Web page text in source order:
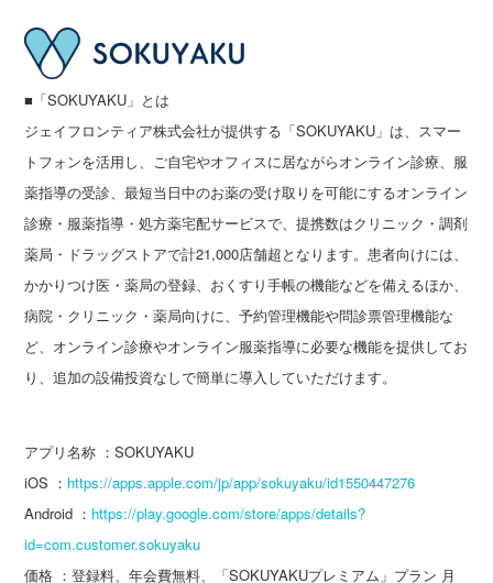
■「SOKUYAKU」とは
ジェイフロンティア株式会社が提供する「SOKUYAKU」は、スマー
トフォンを活用し、ご自宅やオフィスに居ながらオンライン診療、服
薬指導の受診、最短当日中のお薬の受け取りを可能にするオンライン
診療・服薬指導・処方薬宅配サービスで、提携数はクリニック・調剤
薬局・ドラッグストアで計21,000店舗超となります。患者向けには、
かかりつけ医・薬局の登録、おくすり手帳の機能などを備えるほか、
病院・クリニック・薬局向けに、予約管理機能や問診票管理機能な
ど、オンライン診療やオンライン服薬指導に必要な機能を提供してお
り、追加の設備投資なしで簡単に導入していただけます。
アプリ名称 ：SOKUYAKU
iOS ： https://apps.apple.com/jp/app/sokuyaku/id1550447276
Android ： https://play.google.com/store/apps/details?
id=com.customer.sokuyaku
価格 ：登録料、年会費無料、「SOKUYAKUプレミアム」プラン 月